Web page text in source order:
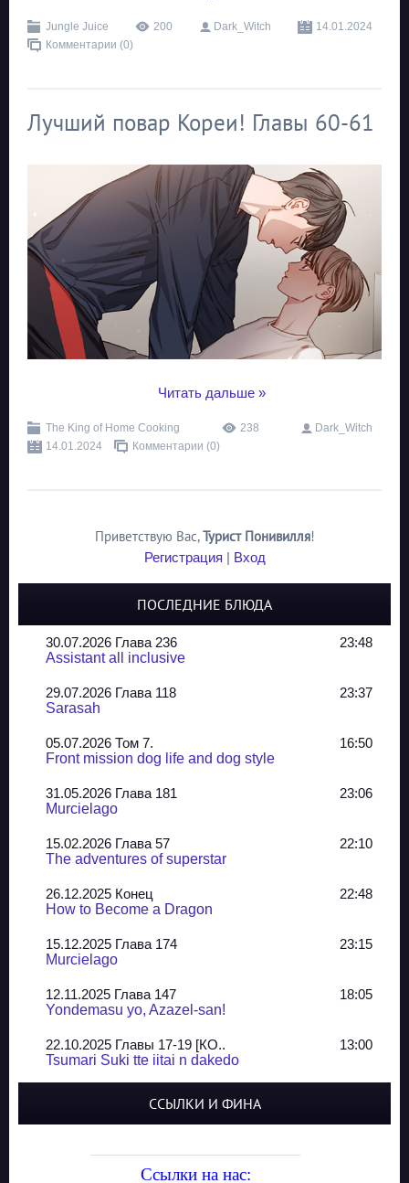
Jungle Juice 200 Dark_Witch
14.01.2024
Комментарии (0)
Лучший повар Кореи! Главы 60-61
Читать дальше »
The King of Home Cooking 238
Dark_Witch
14.01.2024
Комментарии (0)
Приветствую Вас,Турист Понивилля!
Регистрация | Вход
ПОСЛЕДНИЕ БЛЮДА
30.07.2026 Глава 236
23:48
Assistant all inclusive
29.07.2026 Глава 118
23:37
Sarasah
05.07.2026 Том 7.
16:50
Front mission dog life and dog style
31.05.2026 Глава 181
23:06
Murcielago
15.02.2026 Глава 57
22:10
The adventures of superstar
26.12.2025 Конец
22:48
How to Become a Dragon
15.12.2025 Глава 174
23:15
Murcielago
12.11.2025 Глава 147
18:05
Yondemasu yo, Azazel-san!
22.10.2025 Главы 17-19 [КО..
13:00
Tsumari Suki tte iitai n dakedo
Yozakura Shijuusou
ССЫЛКИ И ФИНА
Ссылки на нас: